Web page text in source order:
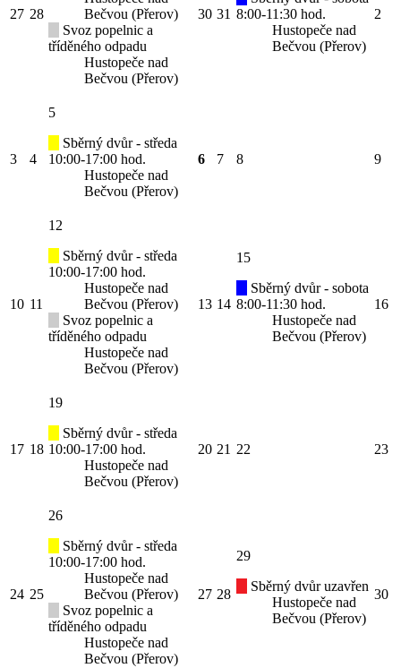
27 28
Bečvou (Přerov)
Svoz popelnic a
tříděného odpadu
Hustopeče nad
Bečvou (Přerov)
30 31 8:00-11:30 hod.
Hustopeče nad
Bečvou (Přerov)
2
3 4
5
Sběrný dvůr - středa
10:00-17:00 hod.
Hustopeče nad
Bečvou (Přerov)
6 7 8 9
10 11
12
Sběrný dvůr - středa
10:00-17:00 hod.
Hustopeče nad
Bečvou (Přerov)
Svoz popelnic a
tříděného odpadu
Hustopeče nad
Bečvou (Přerov)
13 14
15
Sběrný dvůr - sobota
8:00-11:30 hod.
Hustopeče nad
Bečvou (Přerov)
16
17 18
19
Sběrný dvůr - středa
10:00-17:00 hod.
Hustopeče nad
Bečvou (Přerov)
20 21 22 23
24 25
26
Sběrný dvůr - středa
10:00-17:00 hod.
Hustopeče nad
Bečvou (Přerov)
Svoz popelnic a
tříděného odpadu
Hustopeče nad
Bečvou (Přerov)
27 28
29
Sběrný dvůr uzavřen
Hustopeče nad
Bečvou (Přerov)
30